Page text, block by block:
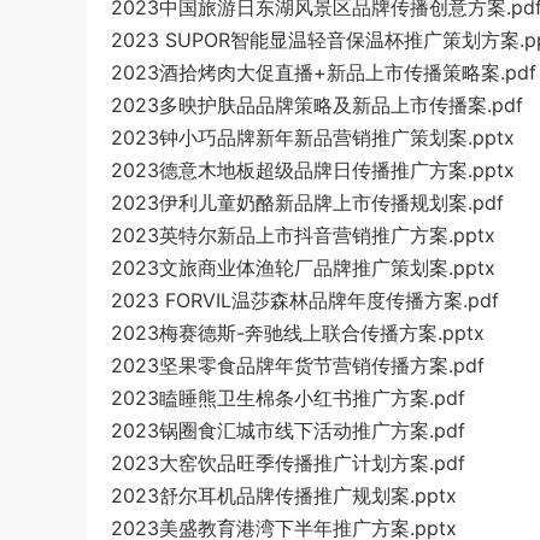
2023中国旅游日东湖风景区品牌传播创意方案
2023 SUPOR智能显温轻音保温杯推广策划方案
2023酒拾烤肉大促直播+新品上市传播策略案.pdf
2023多映护肤品品牌策略及新品上市传播案.pdf
2023钟小巧品牌新年新品营销推广策划案.pptx
2023德意木地板超级品牌日传播推广方案.pptx
2023伊利儿童奶酪新品牌上市传播规划案.pdf
2023英特尔新品上市抖音营销推广方案.pptx
2023文旅商业体渔轮厂品牌推广策划案.pptx
2023 FORVIL温莎森林品牌年度传播方案.pdf
2023梅赛德斯-奔驰线上联合传播方案.pptx
2023坚果零食品牌年货节营销传播方案.pdf
2023瞌睡熊卫生棉条小红书推广方案.pdf
2023锅圈食汇城市线下活动推广方案.pdf
2023大窑饮品旺季传播推广计划方案.pdf
2023舒尔耳机品牌传播推广规划案.pptx
2023美盛教育港湾下半年推广方案.pptx